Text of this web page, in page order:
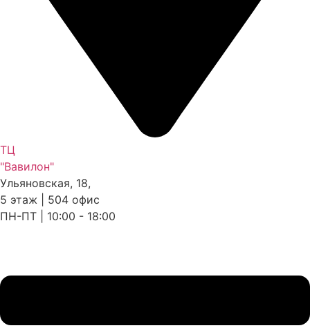
ТЦ
"Вавилон"
Ульяновская, 18,
5 этаж | 504 офис
ПН-ПТ | 10:00 - 18:00